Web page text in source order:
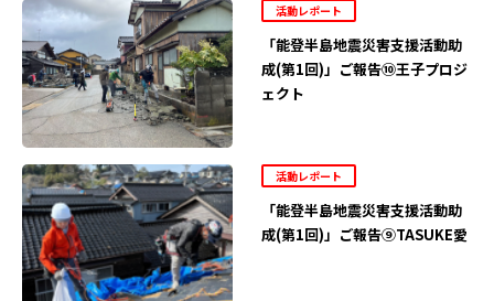
活動レポート
「能登半島地震災害支援活動助
成(第1回)」ご報告⑩王子プロジ
ェクト
活動レポート
「能登半島地震災害支援活動助
成(第1回)」ご報告⑨TASUKE愛